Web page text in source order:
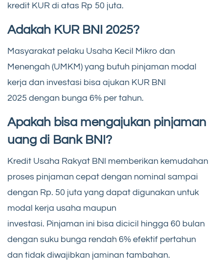
kredit KUR di atas Rp 50 juta.
Adakah KUR BNI 2025?
Masyarakat pelaku Usaha Kecil Mikro dan
Menengah (UMKM) yang butuh pinjaman modal
kerja dan investasi bisa ajukan KUR BNI
2025 dengan bunga 6% per tahun.
Apakah bisa mengajukan pinjaman
uang di Bank BNI?
Kredit Usaha Rakyat BNI memberikan kemudahan
proses pinjaman cepat dengan nominal sampai
dengan Rp. 50 juta yang dapat digunakan untuk
modal kerja usaha maupun
investasi. Pinjaman ini bisa dicicil hingga 60 bulan
dengan suku bunga rendah 6% efektif pertahun
dan tidak diwajibkan jaminan tambahan.